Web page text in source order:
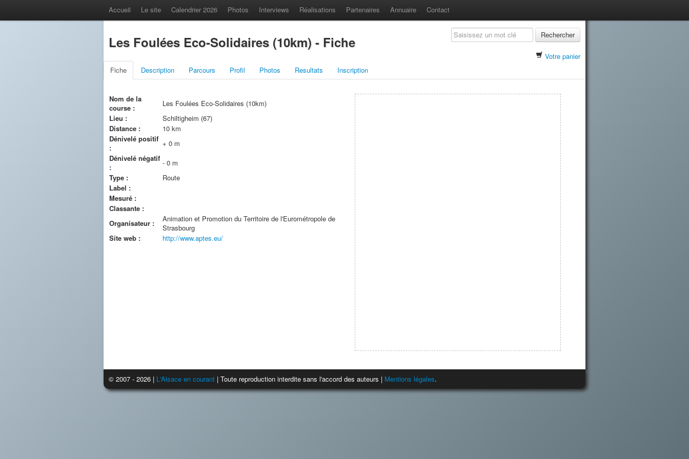
Accueil Le site Calendrier 2026 Photos Interviews Réalisations Partenaires Annuaire Contact
Les Foulées Eco-Solidaires (10km) - Fiche Rechercher
Votre panier
Fiche
Description Parcours Profil Photos Resultats Inscription
Nom de la
course :
Les Foulées Eco-Solidaires (10km)
Lieu :
Schiltigheim (67)
Distance :
10 km
Dénivelé positif
:
+ 0 m
Dénivelé négatif
:
- 0 m
Type :
Route
Label :
Mesuré :
Classante :
Organisateur :
Animation et Promotion du Territoire de l'Eurométropole de
Strasbourg
Site web :
http://www.aptes.eu/
© 2007 - 2026 | L'Alsace en courant | Toute reproduction interdite sans l'accord des auteurs | Mentions légales.